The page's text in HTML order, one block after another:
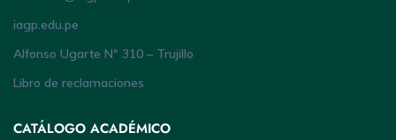
iagp.edu.pe
Alfonso Ugarte Nº 310 – Trujillo
Libro de reclamaciones
CATÁLOGO ACADÉMICO